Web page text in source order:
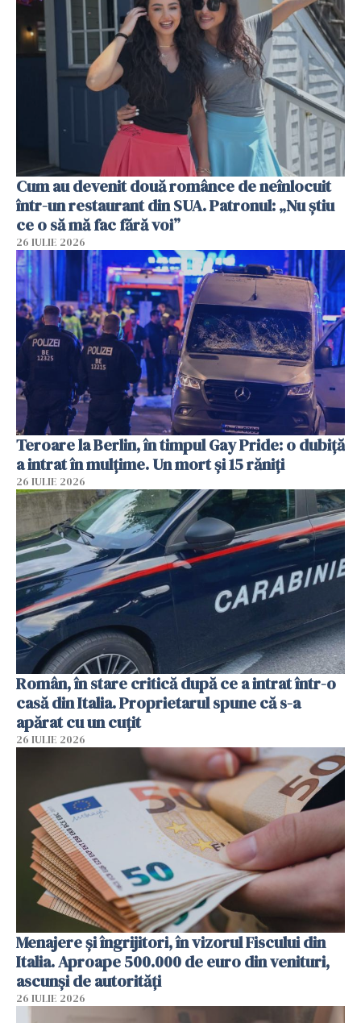
Cum au devenit două românce de neînlocuit
într-un restaurant din SUA. Patronul: „Nu știu
ce o să mă fac fără voi”
26 IULIE 2026
Teroare la Berlin, în timpul Gay Pride: o dubiță
a intrat în mulțime. Un mort și 15 răniți
26 IULIE 2026
Român, în stare critică după ce a intrat într-o
casă din Italia. Proprietarul spune că s-a
apărat cu un cuțit
26 IULIE 2026
Menajere și îngrijitori, în vizorul Fiscului din
Italia. Aproape 500.000 de euro din venituri,
ascunși de autorități
26 IULIE 2026